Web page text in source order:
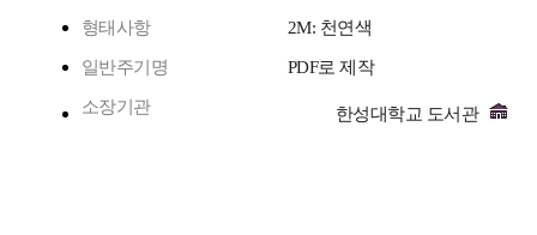
형태사항 2M: 천연색
일반주기명 PDF로 제작
소장기관 한성대학교 도서관